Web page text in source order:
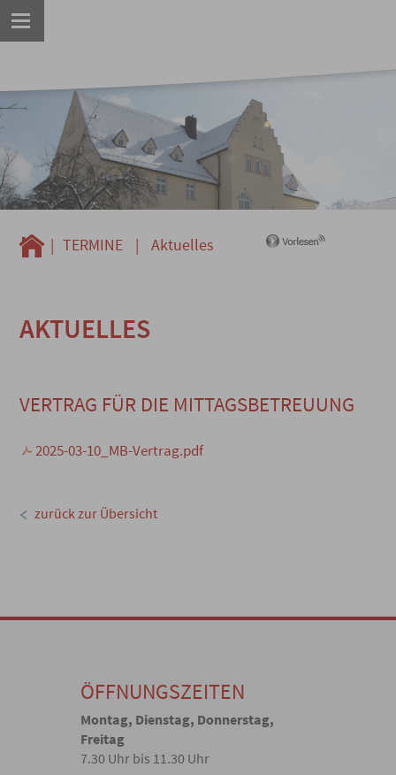
| TERMINE | Aktuelles
AKTUELLES
VERTRAG FÜR DIE MITTAGSBETREUUNG
2025-03-10_MB-Vertrag.pdf
zurück zur Übersicht
ÖFFNUNGSZEITEN
Montag, Dienstag, Donnerstag,
Freitag
7.30 Uhr bis 11.30 Uhr